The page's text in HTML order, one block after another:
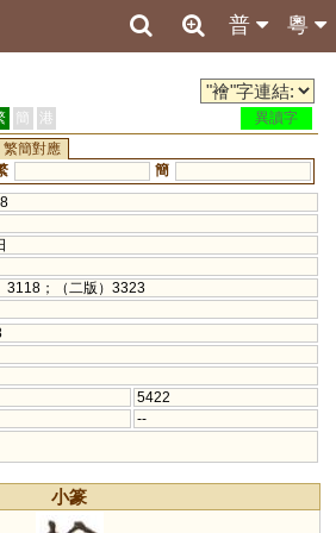
粵
普
簡 港
異讀字
繁簡對應
簡
3118；（二版）3323
5422
--
小篆